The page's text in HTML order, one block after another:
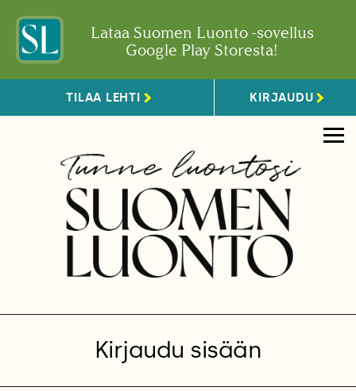
Lataa Suomen Luonto -sovellus
Google Play Storesta!
TILAA LEHTI KIRJAUDU
Kirjaudu sisään